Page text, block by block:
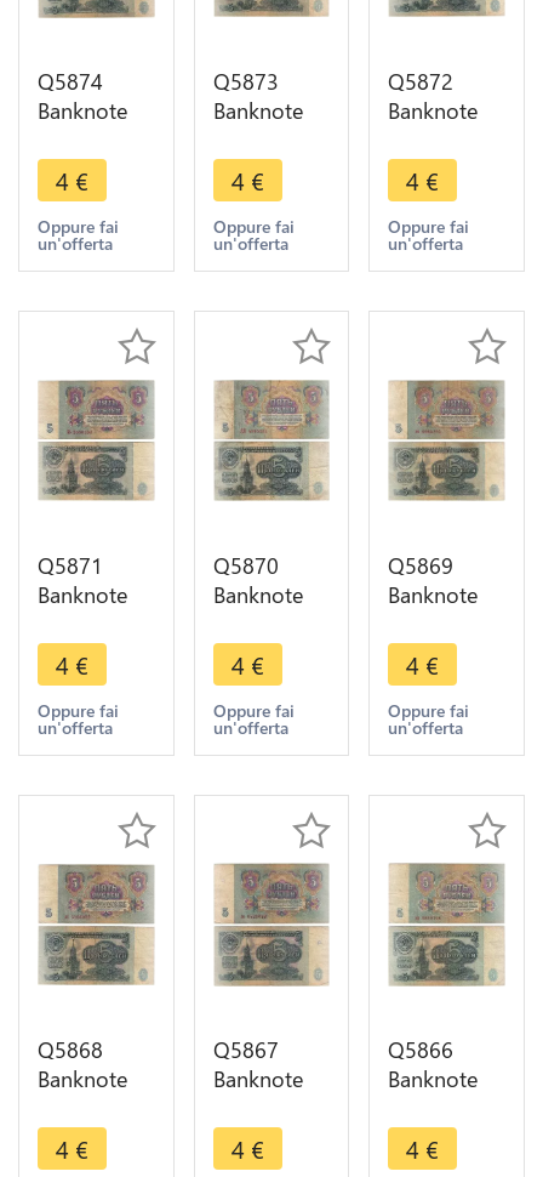
Q5874
Banknote
USSR 5
Rouble
1961 ->
Make offer
4 €
Oppure fai
un'offerta
Q5873
Banknote
USSR 5
Rouble
1961 ->
Make offer
4 €
Oppure fai
un'offerta
Q5872
Banknote
USSR 5
Rouble
1961 ->
Make offer
4 €
Oppure fai
un'offerta
Q5871
Banknote
USSR 5
Rouble
1961 ->
Make offer
4 €
Oppure fai
un'offerta
Q5870
Banknote
USSR 5
Rouble
1961 ->
Make offer
4 €
Oppure fai
un'offerta
Q5869
Banknote
USSR 5
Rouble
1961 ->
Make offer
4 €
Oppure fai
un'offerta
Q5868
Banknote
USSR 5
Rouble
4 €
Q5867
Banknote
USSR 5
Rouble
4 €
Q5866
Banknote
USSR 5
Rouble
4 €